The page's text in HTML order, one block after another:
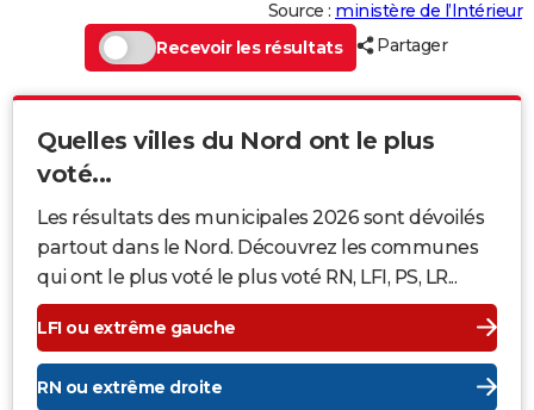
Source : ministère de l’Intérieur
Recevoir les résultats
Partager
Quelles villes du Nord ont le plus
voté...
Les résultats des municipales 2026 sont dévoilés
partout dans le Nord. Découvrez les communes
qui ont le plus voté le plus voté RN, LFI, PS, LR...
LFI ou extrême gauche
RN ou extrême droite